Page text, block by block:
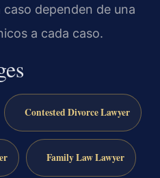
dependen de una
a cada caso.
Contested Divorce Lawyer
Family Law Lawyer